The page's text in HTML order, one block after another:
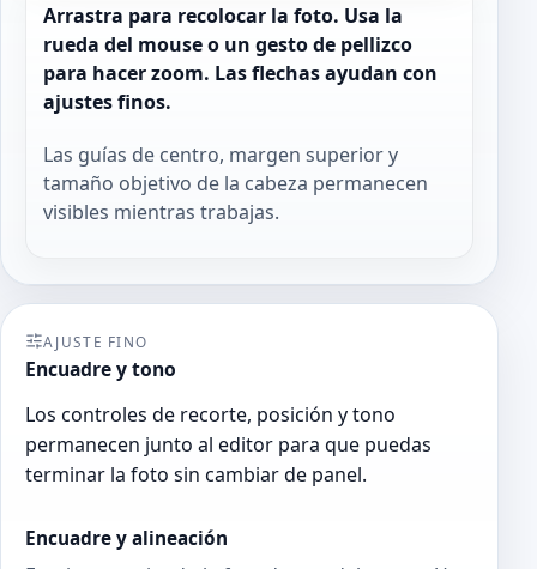
Arrastra para recolocar la foto. Usa la
rueda del mouse o un gesto de pellizco
para hacer zoom. Las flechas ayudan con
ajustes finos.
Las guías de centro, margen superior y
tamaño objetivo de la cabeza permanecen
visibles mientras trabajas.
AJUSTE FINO
Encuadre y tono
Los controles de recorte, posición y tono
permanecen junto al editor para que puedas
terminar la foto sin cambiar de panel.
Encuadre y alineación